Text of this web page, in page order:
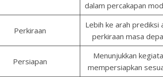
dalam percakapan
Perkiraan
Lebih ke arah prediksi
perkiraan masa
Persiapan
Menunjukkan
mempersiapkan